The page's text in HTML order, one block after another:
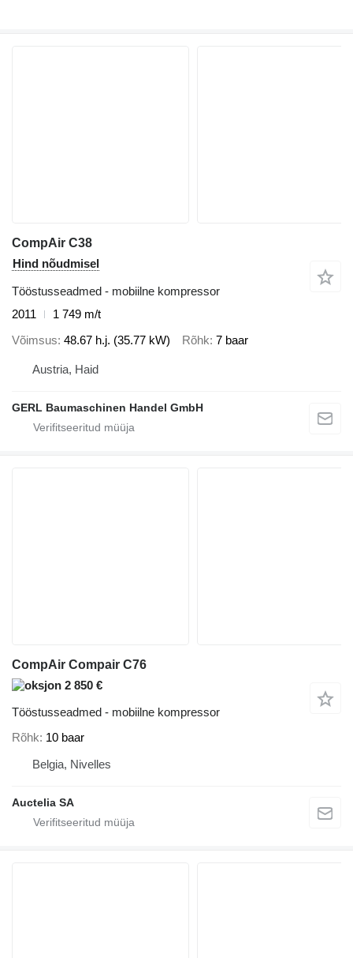
CompAir C38
Hind nõudmisel
Tööstusseadmed - mobiilne kompressor
2011
1 749 m/t
Võimsus 48.67 h.j. (35.77 kW) Rõhk 7 baar
Austria, Haid
GERL Baumaschinen Handel GmbH
CompAir Compair C76
2 850 €
Tööstusseadmed - mobiilne kompressor
Rõhk 10 baar
Belgia, Nivelles
Auctelia SA